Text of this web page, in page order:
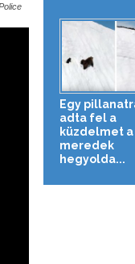
Egy
adta fel a
küzdelmet a
meredek
hegyolda...